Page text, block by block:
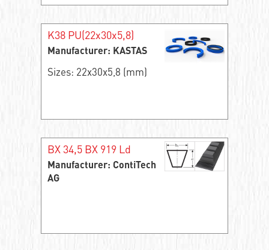
K38 PU(22x30x5,8)
Manufacturer: KASTAS
Sizes: 22x30x5,8 (mm)
BX 34,5 BX 919 Ld
Manufacturer: ContiTech
AG